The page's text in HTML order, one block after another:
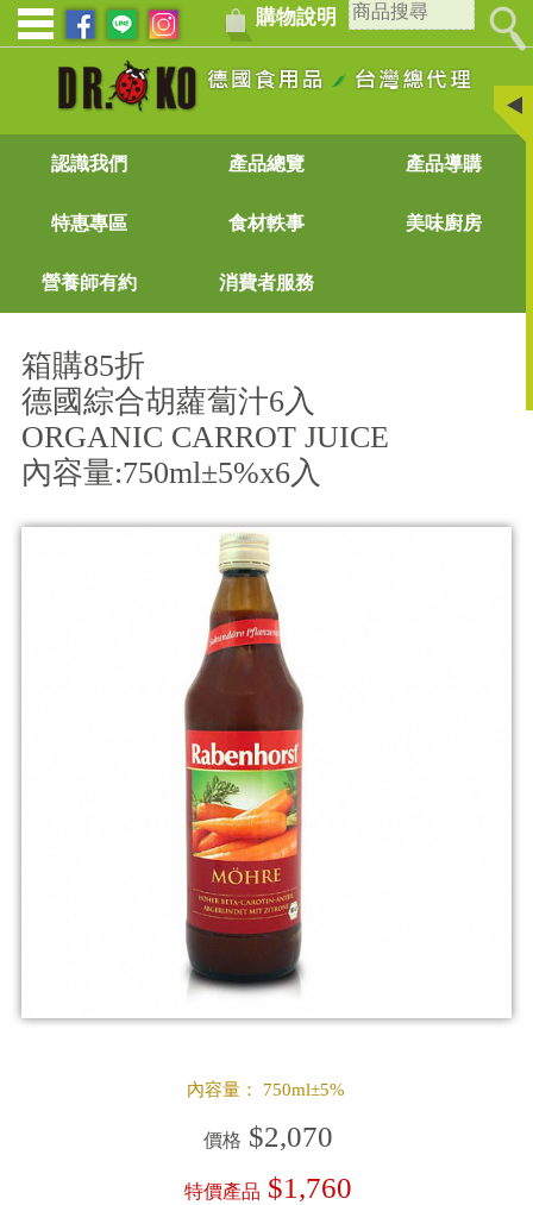
購物說明
認識我們 產品總覽 產品導購
特惠專區 食材軼事 美味廚房
營養師有約 消費者服務
箱購85折
德國綜合胡蘿蔔汁6入
ORGANIC CARROT JUICE
內容量:750ml±5%x6入
內容量： 750ml±5%
價格 $2,070
特價產品 $1,760